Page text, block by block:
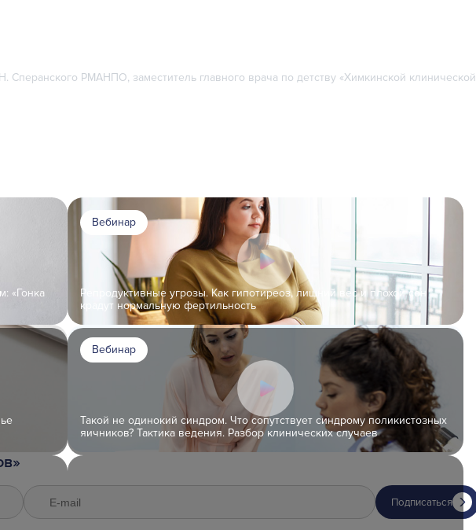
Сперанского РМАНПО, заместитель главного врача по детству «Химкинской клинической
«Гонка
Вебинар
Репродуктивные угрозы. Как гипотиреоз, лишний вес и плохой сон
крадут нормальную фертильность
Вебинар
Такой не одинокий синдром. Что сопутствует синдрому поликистозных
яичников? Тактика ведения. Разбор клинических случаев
Подписаться